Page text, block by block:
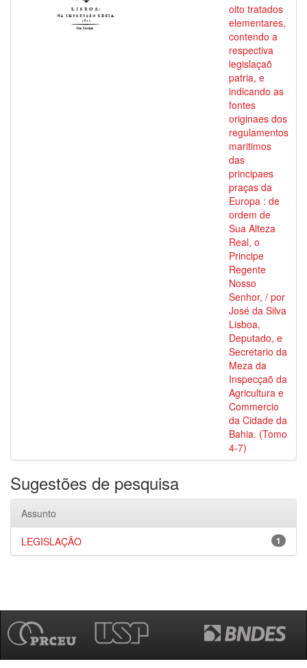
oito tratados
elementares,
contendo a
respectiva
legislaçaõ
patria, e
indicando as
fontes
originaes dos
regulamentos
maritimos
das
principaes
praças da
Europa : de
ordem de
Sua Alteza
Real, o
Principe
Regente
Nosso
Senhor, / por
José da Silva
Lisboa,
Deputado, e
Secretario da
Meza da
Inspecçaõ da
Agricultura e
Commercio
da Cidade da
Bahia. (Tomo
4-7)
Sugestões de pesquisa
Assunto
1
LEGISLAÇÃO